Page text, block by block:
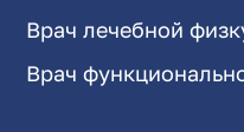
Врач лечебной
Врач